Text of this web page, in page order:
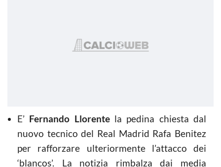
E’ Fernando Llorentela pedina chiesta dal
nuovo tecnico del Real Madrid Rafa Benitez
per rafforzare ulteriormente l’attacco dei
‘blancos’. La notizia rimbalza dai media